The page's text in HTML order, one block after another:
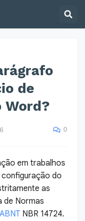
de
Word?
0
em trabalhos
do
as
de Normas
ABNT NBR 14724.